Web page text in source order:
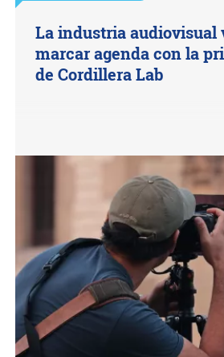
La industria audiovisual
marcar agenda con la
de Cordillera Lab